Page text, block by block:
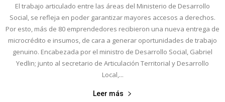
El trabajo articulado entre las áreas del Ministerio de Desarrollo
Social, se refleja en poder garantizar mayores accesos a derechos.
Por esto, más de 80 emprendedores recibieron una nueva entrega de
microcrédito e insumos, de cara a generar oportunidades de trabajo
genuino. Encabezada por el ministro de Desarrollo Social, Gabriel
Yedlin; junto al secretario de Articulación Territorial y Desarrollo
Local,...
Leer más